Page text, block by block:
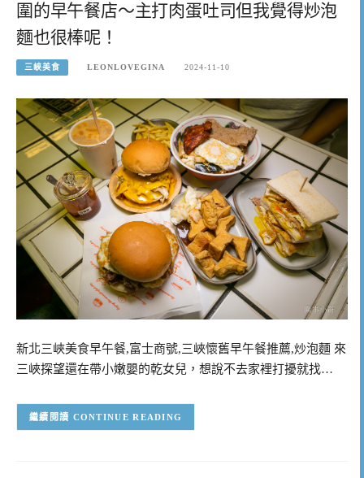
圍的早午餐店～主打肉蛋吐司但我覺得炒泡
麵也很棒呢！
三峽美食 LEONLOVEGINA 2024-11-10
新北三峽美食早午餐,富士商號,三峽懷舊早午餐推薦,炒泡麵 來
三峽探望還在帶小嫩嬰的乾女兒，想說不去家裡打擾就找…
CONTINUE READING